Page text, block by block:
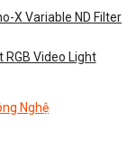
X Variable ND Filter
RGB Video Light